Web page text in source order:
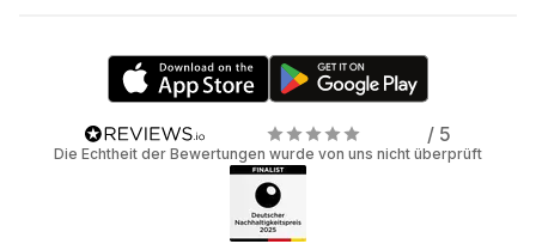
/ 5
Die Echtheit der Bewertungen wurde von uns nicht überprüft